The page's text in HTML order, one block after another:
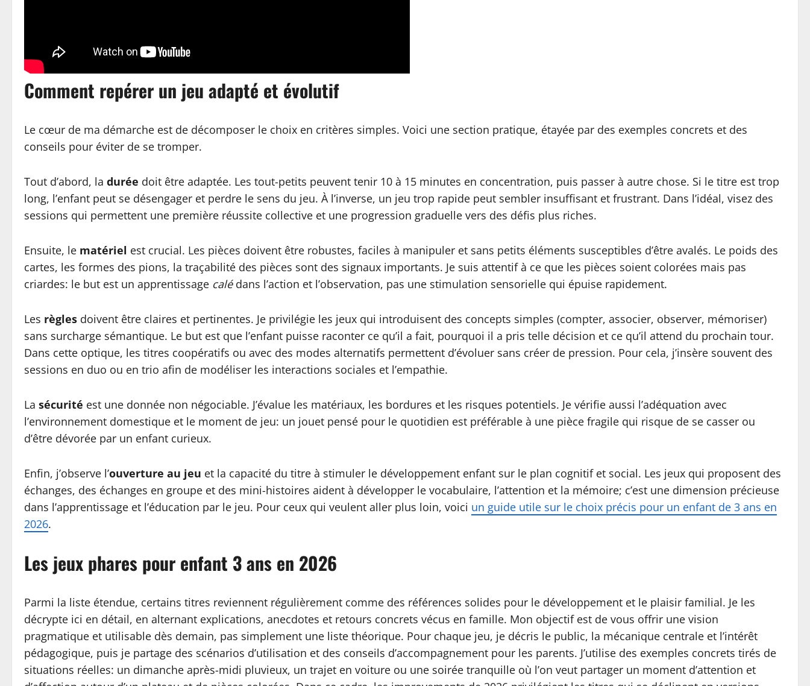
Comment repérer un jeu adapté et évolutif
Le cœur de ma démarche est de décomposer le choix en critères simples. Voici une section pratique, étayée par des exemples concrets et des
conseils pour éviter de se tromper.
Tout d’abord, la durée doit être adaptée. Les tout-petits peuvent tenir 10 à 15 minutes en concentration, puis passer à autre chose. Si le titre est trop
long, l’enfant peut se désengager et perdre le sens du jeu. À l’inverse, un jeu trop rapide peut sembler insuffisant et frustrant. Dans l’idéal, visez des
sessions qui permettent une première réussite collective et une progression graduelle vers des défis plus riches.
Ensuite, le matériel est crucial. Les pièces doivent être robustes, faciles à manipuler et sans petits éléments susceptibles d’être avalés. Le poids des
cartes, les formes des pions, la traçabilité des pièces sont des signaux importants. Je suis attentif à ce que les pièces soient colorées mais pas
criardes: le but est un apprentissage calédans l’action et l’observation, pas une stimulation sensorielle qui épuise rapidement.
Les règles doivent être claires et pertinentes. Je privilégie les jeux qui introduisent des concepts simples (compter, associer, observer, mémoriser)
sans surcharge sémantique. Le but est que l’enfant puisse raconter ce qu’il a fait, pourquoi il a pris telle décision et ce qu’il attend du prochain tour.
Dans cette optique, les titres coopératifs ou avec des modes alternatifs permettent d’évoluer sans créer de pression. Pour cela, j’insère souvent des
sessions en duo ou en trio afin de modéliser les interactions sociales et l’empathie.
La sécurité est une donnée non négociable. J’évalue les matériaux, les bordures et les risques potentiels. Je vérifie aussi l’adéquation avec
l’environnement domestique et le moment de jeu: un jouet pensé pour le quotidien est préférable à une pièce fragile qui risque de se casser ou
d’être dévorée par un enfant curieux.
Enfin, j’observe l’ouverture au jeu et la capacité du titre à stimuler le développement enfant sur le plan cognitif et social. Les jeux qui proposent des
échanges, des échanges en groupe et des mini-histoires aident à développer le vocabulaire, l’attention et la mémoire; c’est une dimension précieuse
dans l’apprentissage et l’éducation par le jeu. Pour ceux qui veulent aller plus loin, voici un guide utile sur le choix précis pour un enfant de 3 ans en
2026.
Les jeux phares pour enfant 3 ans en 2026
Parmi la liste étendue, certains titres reviennent régulièrement comme des références solides pour le développement et le plaisir familial. Je les
décrypte ici en détail, en alternant explications, anecdotes et retours concrets vécus en famille. Mon objectif est de vous offrir une vision
pragmatique et utilisable dès demain, pas simplement une liste théorique. Pour chaque jeu, je décris le public, la mécanique centrale et l’intérêt
pédagogique, puis je partage des scénarios d’utilisation et des conseils d’accompagnement pour les parents. J’utilise des exemples concrets tirés de
situations réelles: un dimanche après-midi pluvieux, un trajet en voiture ou une soirée tranquille où l’on veut partager un moment d’attention et